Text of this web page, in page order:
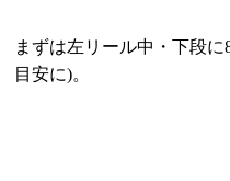
まずは左リール中・下段
目安に)。